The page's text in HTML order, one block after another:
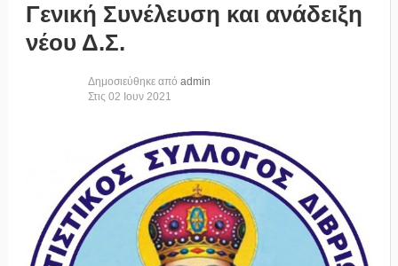
Γενική Συνέλευση και ανάδειξη
νέου Δ.Σ.
Δημοσιεύθηκε από admin
Στις 02 Ιουν 2021